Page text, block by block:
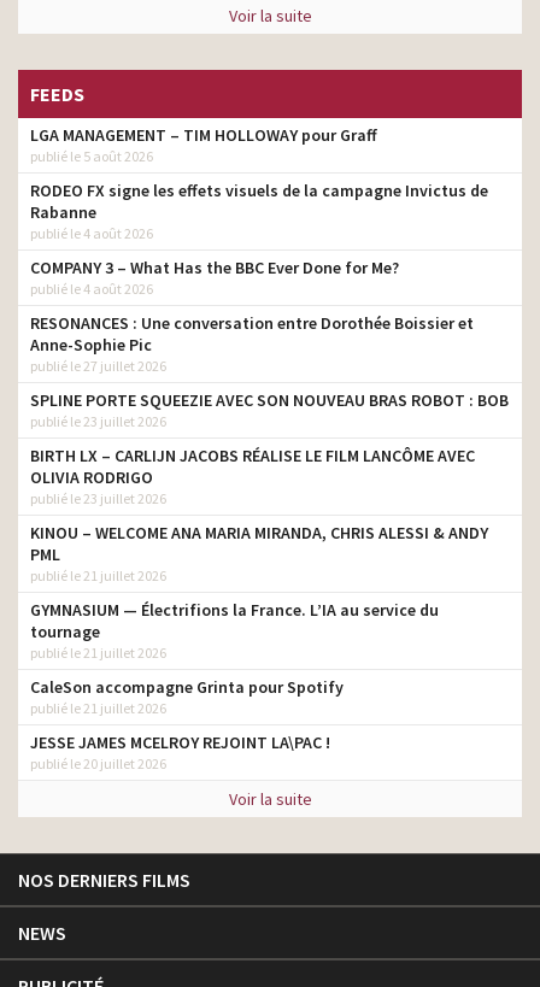
Voir la suite
FEEDS
LGA MANAGEMENT – TIM HOLLOWAY pour Graff
publié le 5 août 2026
RODEO FX signe les effets visuels de la campagne Invictus de
Rabanne
publié le 4 août 2026
COMPANY 3 – What Has the BBC Ever Done for Me?
publié le 4 août 2026
RESONANCES : Une conversation entre Dorothée Boissier et
Anne-Sophie Pic
publié le 27 juillet 2026
SPLINE PORTE SQUEEZIE AVEC SON NOUVEAU BRAS ROBOT : BOB
publié le 23 juillet 2026
BIRTH LX – CARLIJN JACOBS RÉALISE LE FILM LANCÔME AVEC
OLIVIA RODRIGO
publié le 23 juillet 2026
KINOU – WELCOME ANA MARIA MIRANDA, CHRIS ALESSI & ANDY
PML
publié le 21 juillet 2026
GYMNASIUM — Électrifions la France. L’IA au service du
tournage
publié le 21 juillet 2026
CaleSon accompagne Grinta pour Spotify
publié le 21 juillet 2026
JESSE JAMES MCELROY REJOINT LA\PAC !
publié le 20 juillet 2026
Voir la suite
NOS DERNIERS FILMS
NEWS